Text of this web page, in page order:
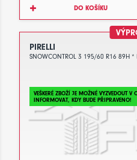
DO KOŠÍKU
PIRELLI
SNOWCONTROL 3 195/60 R16 89H *
VEŠKERÉ ZBOŽÍ JE MOŽNÉ VYZVEDOUT
INFORMOVAT, KDY BUDE PŘIPRAVENO!